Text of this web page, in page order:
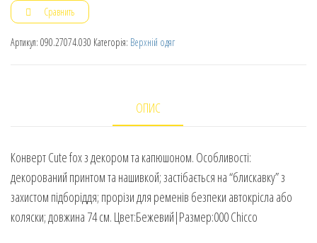
Сравнить
Артикул: 090.27074.030 Категорія: Верхній одяг
ОПИС
Конверт Cute fox з декором та капюшоном. Особливості:
декорований принтом та нашивкой; застібається на “блискавку” з
захистом підборіддя; прорізи для ременів безпеки автокрісла або
коляски; довжина 74 см. Цвет:Бежевий|Размер:000 Chicco